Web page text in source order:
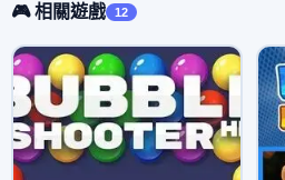
🎮 相關遊戲 12